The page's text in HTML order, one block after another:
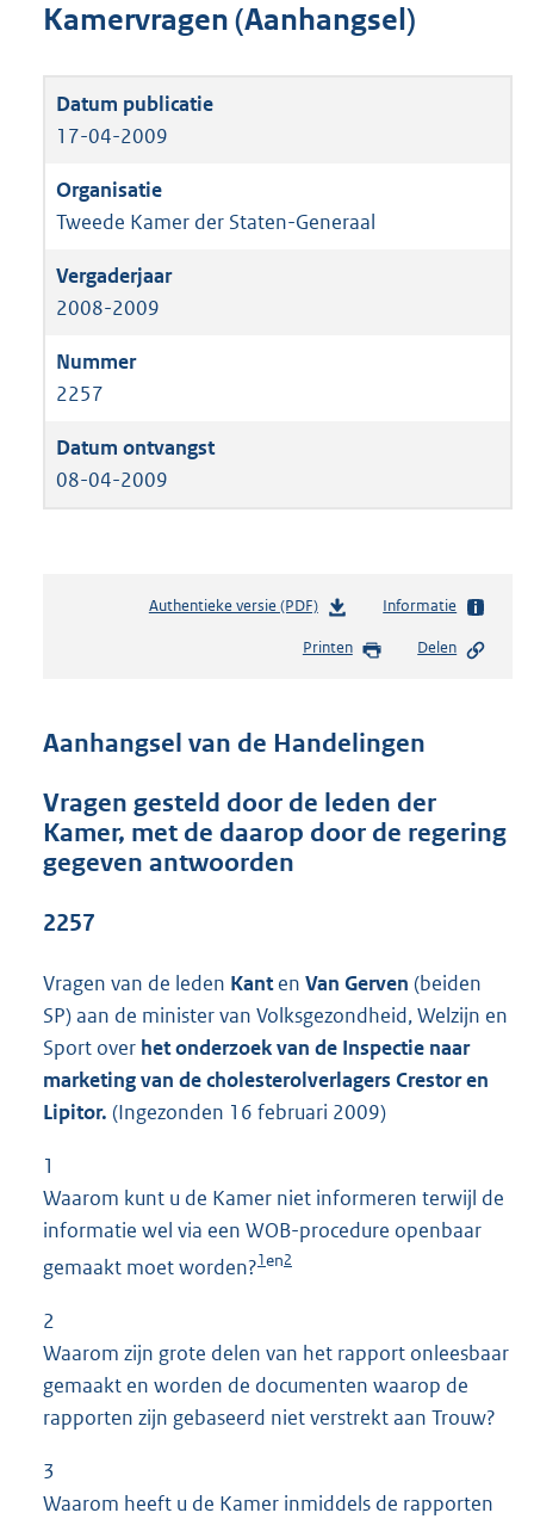
Kamervragen (Aanhangsel)
17-04-2009
Tweede Kamer der Staten-Generaal
2008-2009
2257
08-04-2009
Authentieke versie (PDF)b
s
d
r
:
K
b
Informatie
Printen Delen
Aanhangsel van de Handelingen
Vragen gesteld door de leden der
Kamer, met de daarop door de regering
gegeven antwoorden
2257
Vragen van de leden Kanten Van Gerven (beiden
SP) aan de minister van Volksgezondheid, Welzijn en
Sport over het onderzoek van de Inspectie naar
marketing van de cholesterolverlagers Crestor en
Lipitor. (Ingezonden 16 februari 2009)
1
Waarom kunt u de Kamer niet informeren terwijl de
informatie wel via een WOB-procedure openbaar
gemaakt moet worden?1en2
2
Waarom zijn grote delen van het rapport onleesbaar
gemaakt en worden de documenten waarop de
rapporten zijn gebaseerd niet verstrekt aan Trouw?
3
Waarom heeft u de Kamer inmiddels de rapporten